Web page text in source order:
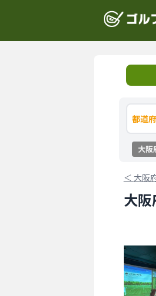
都道
大阪
＜ 大阪
大